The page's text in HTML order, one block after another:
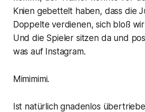
Knien gebettelt haben, dass die
Doppelte verdienen, sich bloß
Und die Spieler sitzen da und
was auf Instagram.
Mimimimi.
Ist natürlich gnadenlos